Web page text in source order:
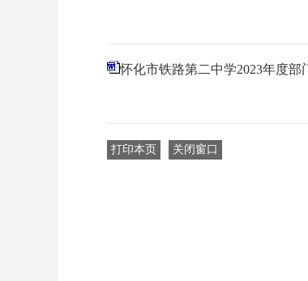
怀化市铁路第二中学2023年度部
打印本页 关闭窗口